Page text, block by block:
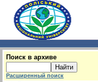
Поиск в архиве
Расширенный поиск